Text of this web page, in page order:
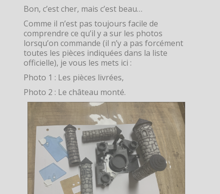
Bon, c’est cher, mais c’est beau…
Comme il n’est pas toujours facile de
comprendre ce qu’il y a sur les photos
lorsqu’on commande (il n’y a pas forcément
toutes les pièces indiquées dans la liste
officielle), je vous les mets ici :
Photo 1 : Les pièces livrées,
Photo 2 : Le château monté.